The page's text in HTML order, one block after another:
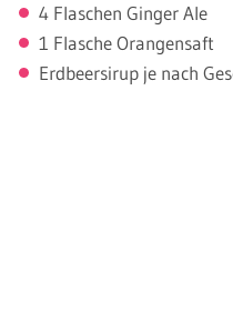
4 Flaschen Ginger Ale
1 Flasche Orangensaft
Erdbeersirup je nach